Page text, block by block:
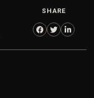
SHARE